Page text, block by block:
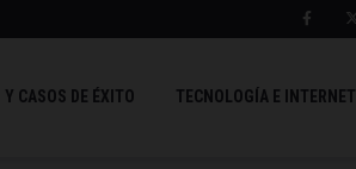
Y CASOS DE ÉXITO TECNOLOGÍA E INTERNET